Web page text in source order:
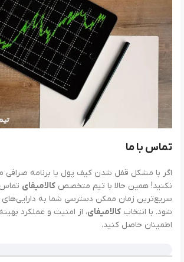
تماس با ما
اگر با مشکل قفل شدن کیف پول یا برنامه صرافی
نکنید! همین حالا با تیم متخصص کالامیفای تماس
سریع‌ترین زمان ممکن دسترسی شما به دارایی‌های
شود. با انتخاب کالامیفای، از امنیت و عملکرد
اطمینان حاصل کنید.